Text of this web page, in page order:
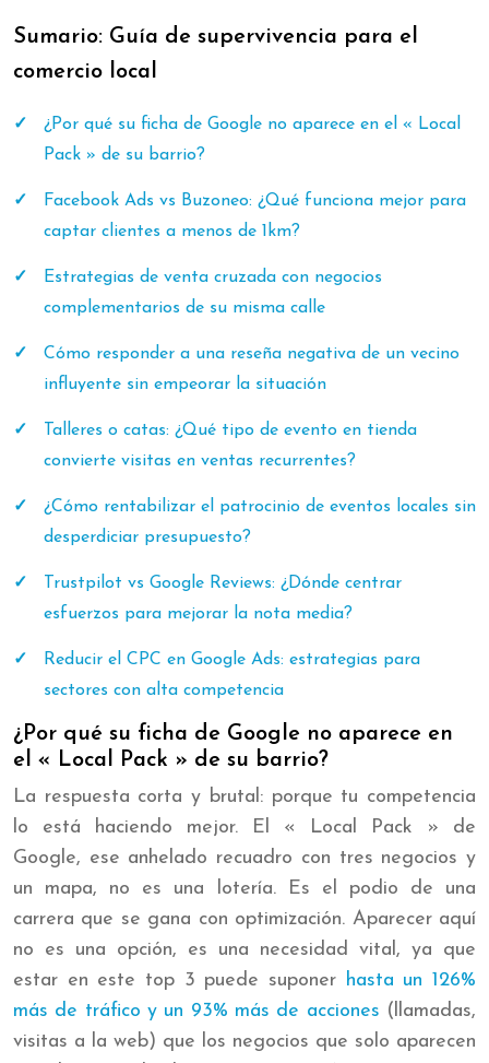
Sumario: Guía de supervivencia para el
comercio local
¿Por qué su ficha de Google no aparece en el « Local
Pack » de su barrio?
Facebook Ads vs Buzoneo: ¿Qué funciona mejor para
captar clientes a menos de 1km?
Estrategias de venta cruzada con negocios
complementarios de su misma calle
Cómo responder a una reseña negativa de un vecino
influyente sin empeorar la situación
Talleres o catas: ¿Qué tipo de evento en tienda
convierte visitas en ventas recurrentes?
¿Cómo rentabilizar el patrocinio de eventos locales sin
desperdiciar presupuesto?
Trustpilot vs Google Reviews: ¿Dónde centrar
esfuerzos para mejorar la nota media?
Reducir el CPC en Google Ads: estrategias para
sectores con alta competencia
¿Por qué su ficha de Google no aparece en
el « Local Pack » de su barrio?
La respuesta corta y brutal: porque tu competencia
lo está haciendo mejor. El « Local Pack » de
Google, ese anhelado recuadro con tres negocios y
un mapa, no es una lotería. Es el podio de una
carrera que se gana con optimización. Aparecer aquí
no es una opción, es una necesidad vital, ya que
estar en este top 3 puede suponer hasta un 126%
más de tráfico y un 93% más de acciones (llamadas,
visitas a la web) que los negocios que solo aparecen